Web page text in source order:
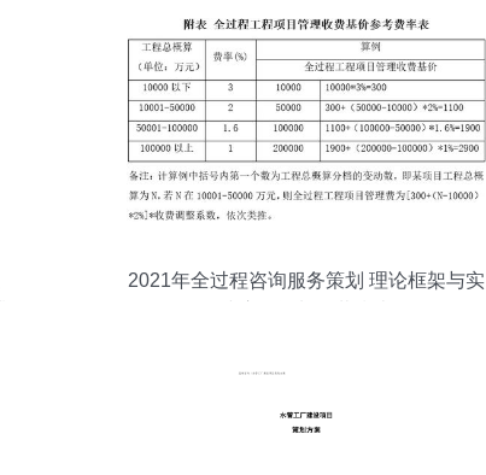
2021年全过程咨询服务策划 理论框架与实